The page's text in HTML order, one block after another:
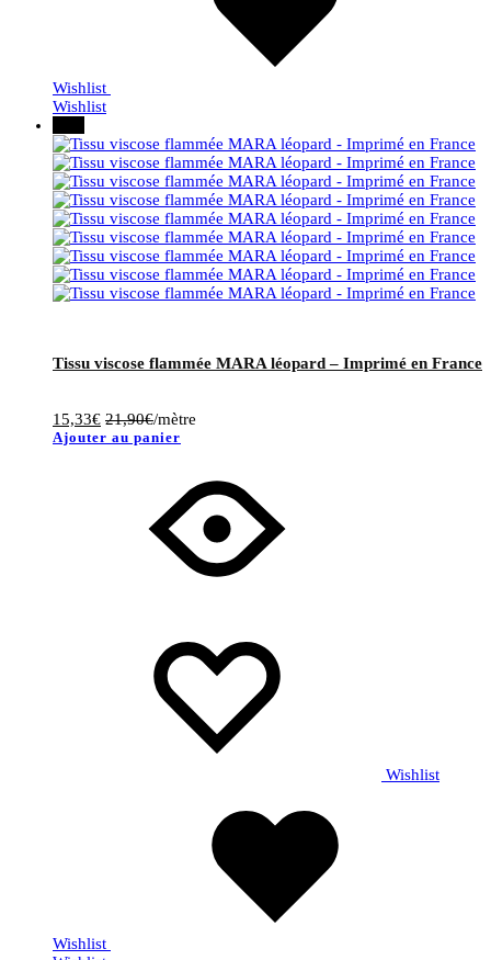
Wishlist
Wishlist
Tissu viscose flammée MARA léopard – Imprimé en France
15,33€ 21,90€/mètre
Ajouter au panier
Wishlist
Wishlist